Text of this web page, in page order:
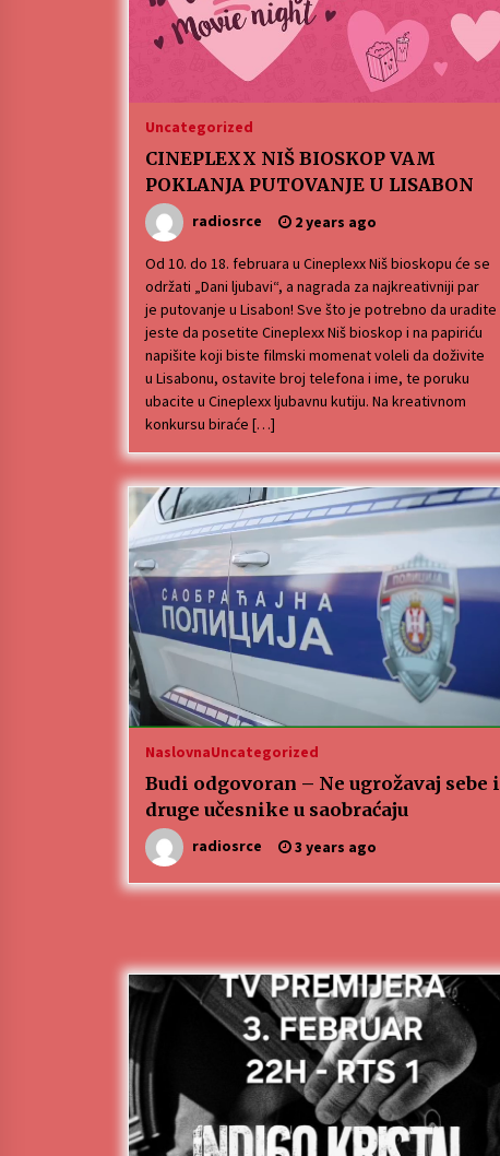
Uncategorized
CINEPLEXX NIŠ BIOSKOP VAM
POKLANJA PUTOVANJE U LISABON
radiosrce 2 years ago
Od 10. do 18. februara u Cineplexx Niš bioskopu će se
održati „Dani ljubavi“, a nagrada za najkreativniji par
je putovanje u Lisabon! Sve što je potrebno da uradite
jeste da posetite Cineplexx Niš bioskop i na papiriću
napišite koji biste filmski momenat voleli da doživite
u Lisabonu, ostavite broj telefona i ime, te poruku
ubacite u Cineplexx ljubavnu kutiju. Na kreativnom
konkursu biraće […]
NaslovnaUncategorized
Budi odgovoran – Ne ugrožavaj sebe i
druge učesnike u saobraćaju
radiosrce 3 years ago